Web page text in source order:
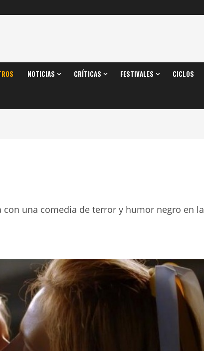
NOTICIAS CRÍTICAS FESTIVALES CICLOS
con una comedia de terror y humor negro en la